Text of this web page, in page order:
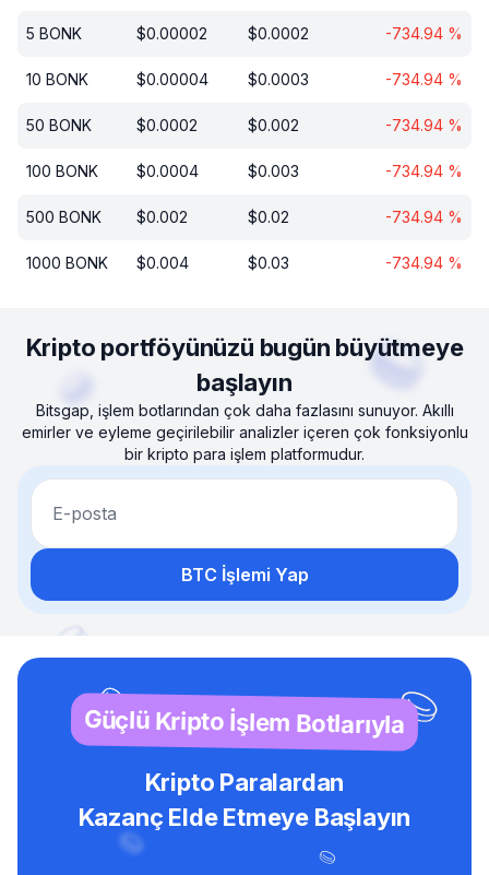
5 BONK $0.00002 $0.0002 -734.94 %
10 BONK $0.00004 $0.0003 -734.94 %
50 BONK $0.0002 $0.002 -734.94 %
100 BONK $0.0004 $0.003 -734.94 %
500 BONK $0.002 $0.02 -734.94 %
1000 BONK $0.004 $0.03 -734.94 %
Kripto portföyünüzü bugün büyütmeye
başlayın
Bitsgap, işlem botlarından çok daha fazlasını sunuyor. Akıllı
emirler ve eyleme geçirilebilir analizler içeren çok fonksiyonlu
bir kripto para işlem platformudur.
E-posta
BTC İşlemi Yap
Güçlü Kripto İşlem Botlarıyla
Kripto Paralardan
Kazanç Elde Etmeye Başlayın